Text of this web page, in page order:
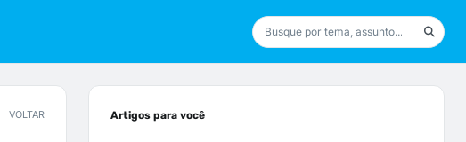
VOLTAR Artigos para você